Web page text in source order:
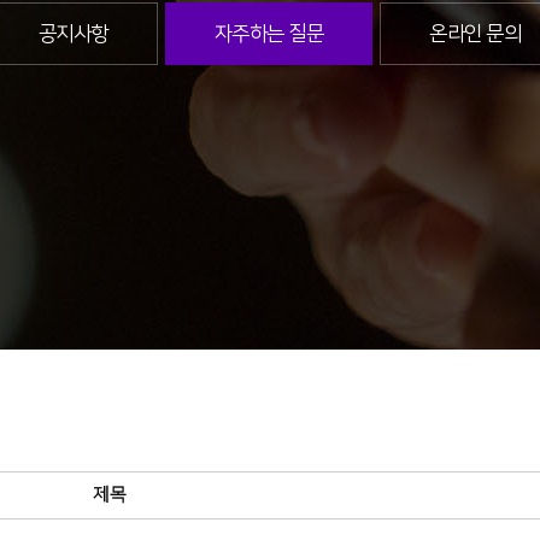
공지사항 자주하는 질문 온라인 문의
제목